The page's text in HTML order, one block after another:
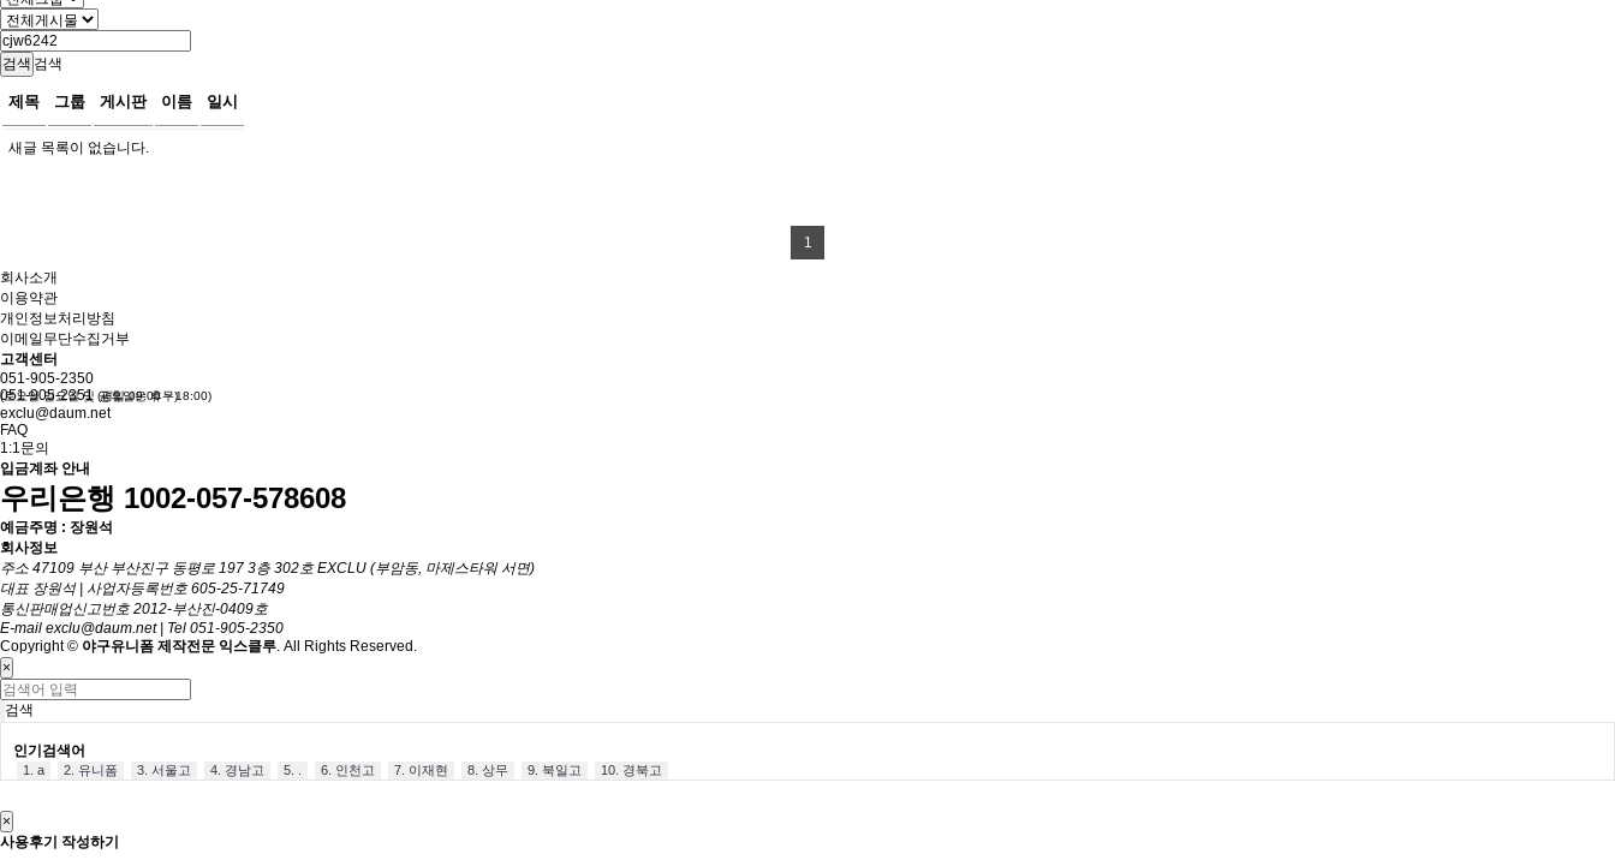
검색
제목 그룹 게시판 이름 일시
새글 목록이 없습니다.
1
회사소개
이용약관
개인정보처리방침
이메일무단수집거부
고객센터
051-905-2350
051-905-2351 (평일 09:00 ~ 18:00)
(토요일.일요일 및 공휴일은 휴무)
exclu@daum.net
FAQ
1:1문의
입금계좌 안내
우리은행 1002-057-578608
예금주명 : 장원석
회사정보
주소 47109 부산 부산진구 동평로 197 3층 302호 EXCLU (부암동, 마제스타워 서면)
대표 장원석 | 사업자등록번호 605-25-71749
통신판매업신고번호 2012-부산진-0409호
E-mail exclu@daum.net | Tel 051-905-2350
Copyright© 야구유니폼 제작전문 익스클루 . All Rights Reserved.
×
검색
인기검색어
1. a 2. 유니폼 3. 서울고 4. 경남고 5. . 6. 인천고 7. 이재현 8. 상무 9. 북일고 10. 경북고
×
사용후기 작성하기